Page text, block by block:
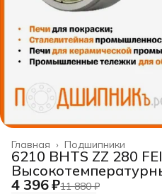
Подшипники
Главная ›
6210 BHTS ZZ 280
4 396 ₽11 880 ₽